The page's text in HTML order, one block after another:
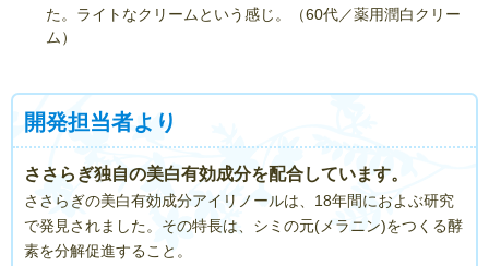
た。ライトなクリームという感じ。（60代／薬用潤白クリー
ム）
開発担当者より
ささらぎ独自の美白有効成分を配合しています。
ささらぎの美白有効成分アイリノールは、18年間におよぶ研究
で発見されました。その特長は、シミの元(メラニン)をつくる酵
素を分解促進すること。